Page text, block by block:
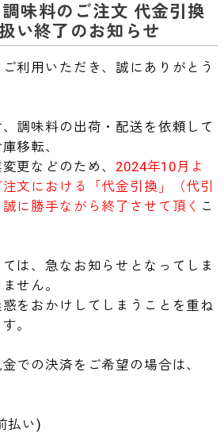
調味料のご注文 代金引換
い終了のお知らせ
利用いただき、誠にありがとう
調味料の出荷・配送を依頼して
移転、
更などのため、 2024年10月よ
文における「代金引換」（代引
に勝手ながら終了させて頂く こ
は、急なお知らせとなってしま
せん。
をおかけしてしまうことを重ね
。
での決済をご希望の場合は、
払い)